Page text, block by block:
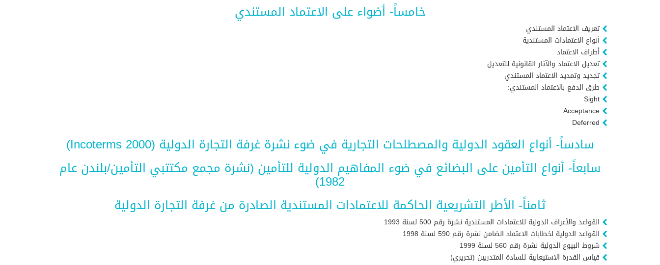
خامساً- أضواء على الاعتماد المستندي
تعريف الاعتماد المستندي
أنواع الاعتمادات المستندية
أطراف الاعتماد
تعديل الاعتماد والآثار القانونية للتعديل
تجديد وتمديد الاعتماد المستندي
طرق الدفع بالاعتماد المستندي:
Sight
Acceptance
Deferred
سادساً- أنواع العقود الدولية والمصطلحات التجارية في ضوء نشرة غرفة التجارة الدولية (Incoterms 2000)
سابعاً- أنواع التأمين على البضائع في ضوء المفاهيم الدولية للتأمين (نشرة مجمع مكتتبي التأمين/بلندن عام
1982)
ثامناً- الأطر التشريعية الحاكمة للاعتمادات المستندية الصادرة من غرفة التجارة الدولية
القواعد والأعراف الدولية للاعتمادات المستندية نشرة رقم 500 لسنة 1993
القواعد الدولية لخطابات الاعتماد الضامن نشرة رقم 590 لسنة 1998
شروط البيوع الدولية نشرة رقم 560 لسنة 1999
قياس القدرة الاستيعابية للسادة المتدربين (تحريري)